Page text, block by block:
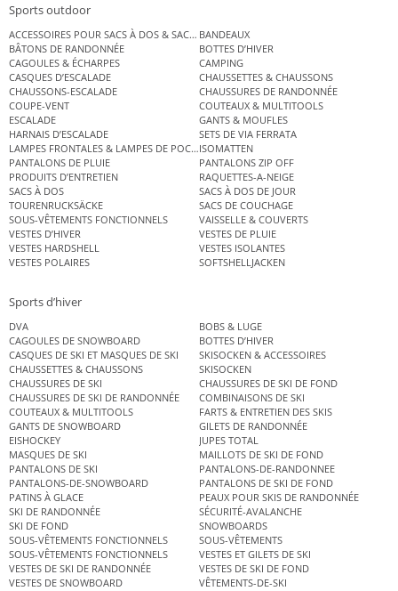
Sports outdoor
ACCESSOIRES POUR SACS À DOS & SACS ÉTANCHES
BANDEAUX
BÂTONS DE RANDONNÉE
BOTTES D’HIVER
CAGOULES & ÉCHARPES
CAMPING
CASQUES D’ESCALADE
CHAUSSETTES & CHAUSSONS
CHAUSSONS-ESCALADE
CHAUSSURES DE RANDONNÉE
COUPE-VENT
COUTEAUX & MULTITOOLS
ESCALADE
GANTS & MOUFLES
HARNAIS D’ESCALADE
SETS DE VIA FERRATA
LAMPES FRONTALES & LAMPES DE POCHEISOMATTEN
PANTALONS DE PLUIE
PANTALONS ZIP OFF
PRODUITS D’ENTRETIEN
RAQUETTES-A-NEIGE
SACS À DOS
SACS À DOS DE JOUR
TOURENRUCKSÄCKE
SACS DE COUCHAGE
SOUS-VÊTEMENTS FONCTIONNELS
VAISSELLE & COUVERTS
VESTES D’HIVER
VESTES DE PLUIE
VESTES HARDSHELL
VESTES ISOLANTES
VESTES POLAIRES
SOFTSHELLJACKEN
Sports d’hiver
DVA
BOBS & LUGE
CAGOULES DE SNOWBOARD
BOTTES D’HIVER
CASQUES DE SKI ET MASQUES DE SKI
SKISOCKEN & ACCESSOIRES
CHAUSSETTES & CHAUSSONS
SKISOCKEN
CHAUSSURES DE SKI
CHAUSSURES DE SKI DE FOND
CHAUSSURES DE SKI DE RANDONNÉE
COMBINAISONS DE SKI
COUTEAUX & MULTITOOLS
FARTS & ENTRETIEN DES SKIS
GANTS DE SNOWBOARD
GILETS DE RANDONNÉE
EISHOCKEY
JUPES TOTAL
MASQUES DE SKI
MAILLOTS DE SKI DE FOND
PANTALONS DE SKI
PANTALONS-DE-RANDONNEE
PANTALONS-DE-SNOWBOARD
PANTALONS DE SKI DE FOND
PATINS À GLACE
PEAUX POUR SKIS DE RANDONNÉE
SKI DE RANDONNÉE
SÉCURITÉ-AVALANCHE
SKI DE FOND
SNOWBOARDS
SOUS-VÊTEMENTS FONCTIONNELS
SOUS-VÊTEMENTS
SOUS-VÊTEMENTS FONCTIONNELS
VESTES ET GILETS DE SKI
VESTES DE SKI DE RANDONNÉE
VESTES DE SKI DE FOND
VESTES DE SNOWBOARD
VÊTEMENTS-DE-SKI